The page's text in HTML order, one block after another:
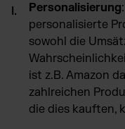
Personalisierung
personalisierte
sowohl die
ist z.B. Amazon
zahlreichen
die dies kauften,